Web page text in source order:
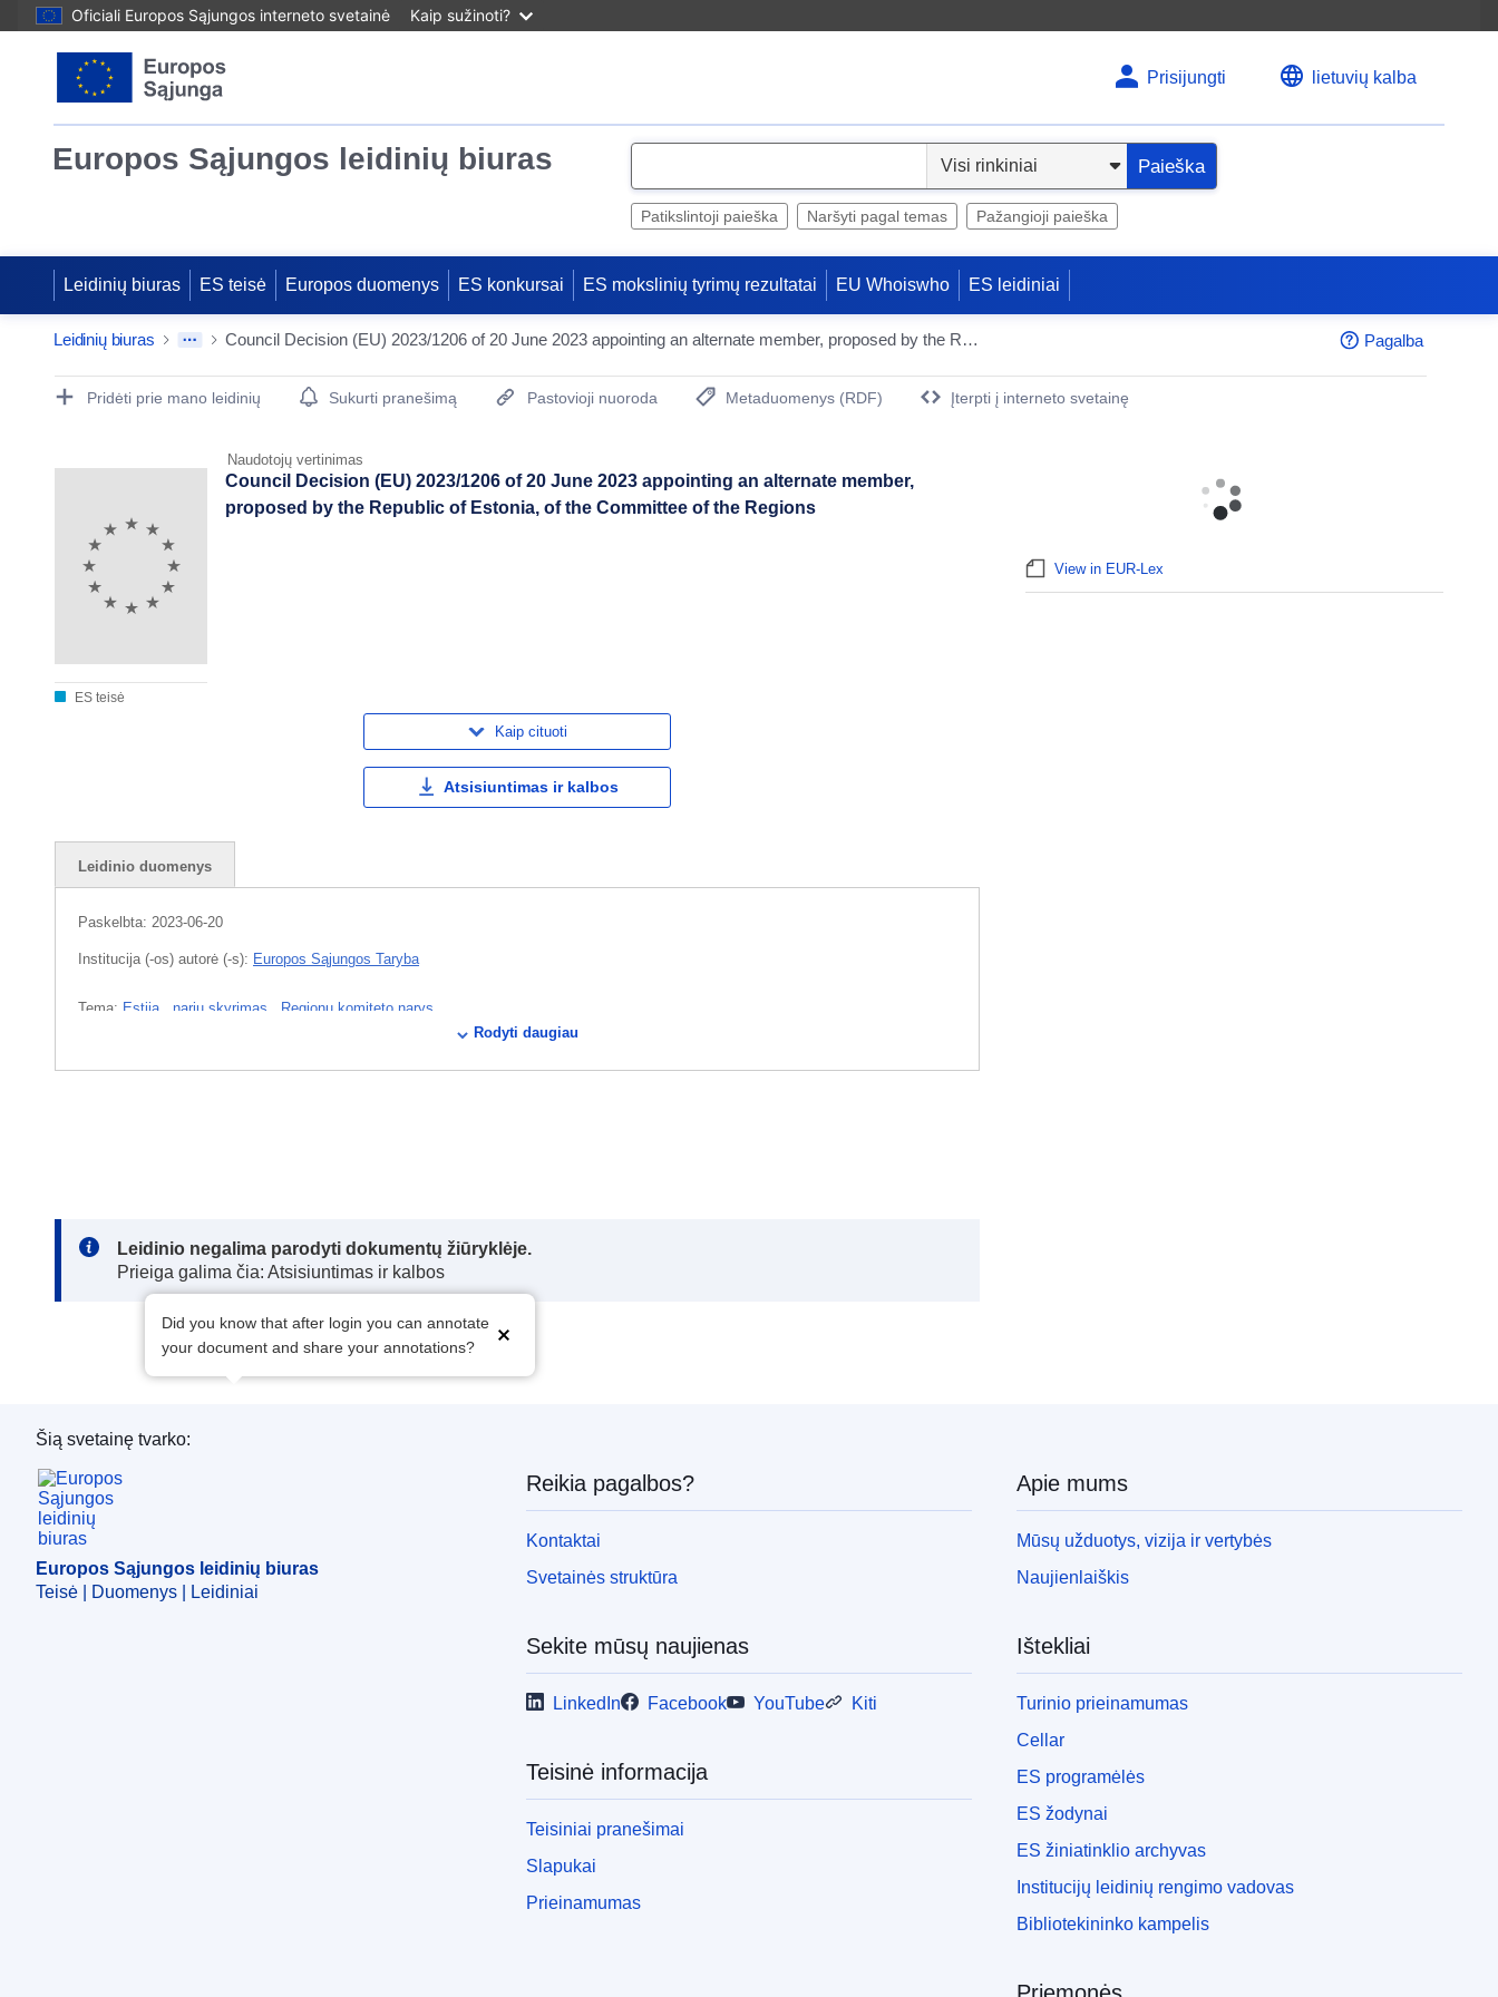
Oficiali Europos Sąjungos interneto svetainė Kaip sužinoti?
Prisijungti lietuvių kalba
Europos Sąjungos leidinių biuras
e
Paieška
Patikslintoji paieška Naršyti pagal temas Pažangioji paieška
Leidinių biuras ES teisė Europos duomenys ES konkursai ES mokslinių tyrimų rezultatai EU Whoiswho ES leidiniai
Leidinių biuras Council Decision (EU) 2023/1206 of 20 June 2023 appointing an alternate member, proposed by the Republic of Estonia, of the Committee of the Regions Pagalba
Publication Detail Actions Portlet
Pridėti prie mano leidinių Sukurti pranešimą Pastovioji nuoroda
Metaduomenys (RDF)
Įterpti į interneto svetainę
Naudotojų vertinimas
ES teisė
Council Decision (EU) 2023/1206 of 20 June 2023 appointing an alternate member,
proposed by the Republic of Estonia, of the Committee of the Regions
Kaip cituoti
Atsisiuntimas ir kalbos
Leidinio duomenys
Paskelbta: 2023-06-20
Institucija (-os) autorė (-s): Europos Sąjungos Taryba
Tema: Estija narių skyrimas Regionų komiteto narys
Rodyti daugiau
Note:
Leidinio negalima parodyti dokumentų žiūryklėje.
Prieiga galima čia: Atsisiuntimas ir kalbos
Did you know that after login you can annotate
your document and share your annotations?
View in EUR-Lex
Europos Sąjungos leidinių biuras
Šią svetainę tvarko:
Europos Sąjungos leidinių biuras
Teisė | Duomenys | Leidiniai
Reikia pagalbos?
Kontaktai
Svetainės struktūra
Sekite mūsų naujienas
LinkedIn Facebook YouTube Kiti
Teisinė informacija
Teisiniai pranešimai
Slapukai
Prieinamumas
Apie mums
Mūsų užduotys, vizija ir vertybės
Naujienlaiškis
Ištekliai
Turinio prieinamumas
Cellar
ES programėlės
ES žodynai
ES žiniatinklio archyvas
Institucijų leidinių rengimo vadovas
Bibliotekininko kampelis